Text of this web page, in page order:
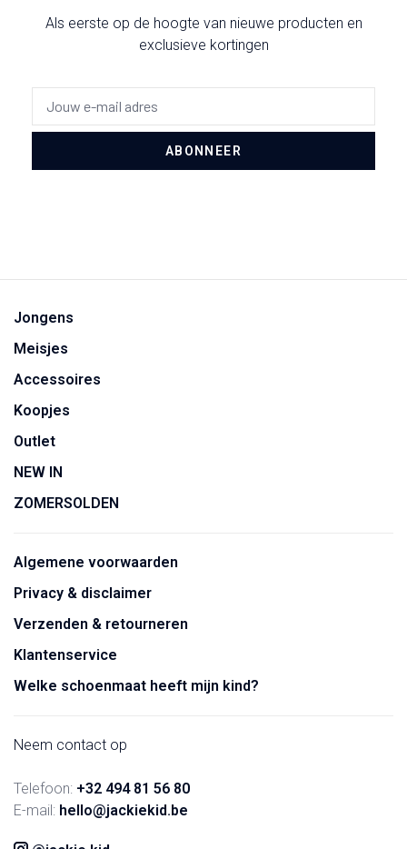
Als eerste op de hoogte van nieuwe producten en
exclusieve kortingen
ABONNEER
Jongens
Meisjes
Accessoires
Koopjes
Outlet
NEW IN
ZOMERSOLDEN
Algemene voorwaarden
Privacy & disclaimer
Verzenden & retourneren
Klantenservice
Welke schoenmaat heeft mijn kind?
Neem contact op
Telefoon: +32 494 81 56 80
E-mail: hello@jackiekid.be